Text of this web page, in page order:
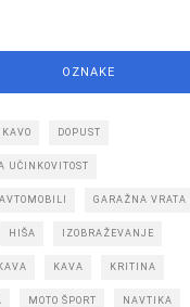
OZNAKE
DOPUST
UČINKOVITOST
GARAŽNA VRATA
HIŠA IZOBRAŽEVANJE
KAVA KRITINA
MOTO ŠPORT NAVTIKA